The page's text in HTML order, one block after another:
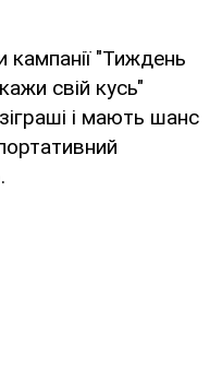
кампанії "Тиждень
свій кусь"
і мають шанс